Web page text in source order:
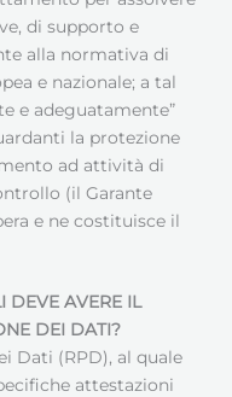
di supporto e
alla normativa di
e nazionale; a tal
e adeguatamente”
la protezione
ad attività di
(il Garante
e ne costituisce il
DEVE AVERE IL
DEI DATI?
Dati (RPD), al quale
attestazioni